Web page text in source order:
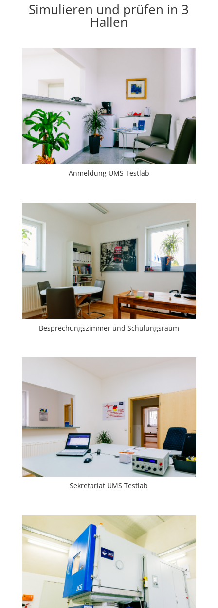
Simulieren und prüfen in 3
Hallen
Anmeldung UMS Testlab
Besprechungszimmer und Schulungsraum
Sekretariat UMS Testlab